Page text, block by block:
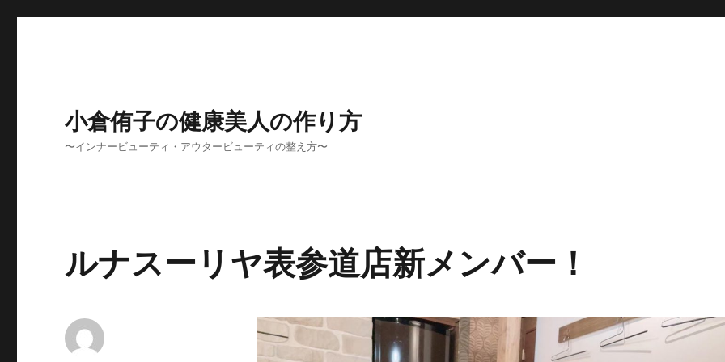
小倉侑子の健康美人の作り方
〜インナービューティ・アウタービューティの整え方〜
ルナスーリヤ表参道店新メンバー！